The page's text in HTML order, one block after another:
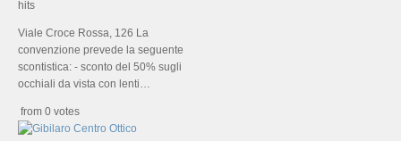
hits
Viale Croce Rossa, 126 La
convenzione prevede la seguente
scontistica: - sconto del 50% sugli
occhiali da vista con lenti…
from 0 votes